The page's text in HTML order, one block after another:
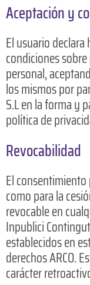
Aceptación y
El usuario
condiciones
personal,
los mismos por
S.L en la forma y
política de
Revocabilidad
El
como para la
revocable en
Inpublici
establecidos en
derechos ARCO.
carácter